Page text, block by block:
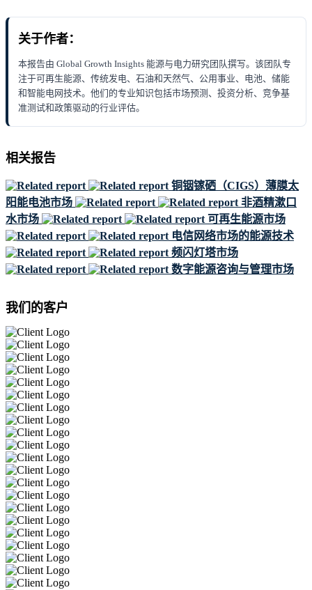
关于作者：
本报告由 Global Growth Insights 能源与电力研究团队撰写。该团队专
注于可再生能源、传统发电、石油和天然气、公用事业、电池、储能
和智能电网技术。他们的专业知识包括市场预测、投资分析、竞争基
准测试和政策驱动的行业评估。
相关报告
铜铟镓硒（CIGS）薄膜太
阳能电池市场
非酒精漱口
水市场
可再生能源市场
电信网络市场的能源技术
频闪灯塔市场
数字能源咨询与管理市场
我们的客户